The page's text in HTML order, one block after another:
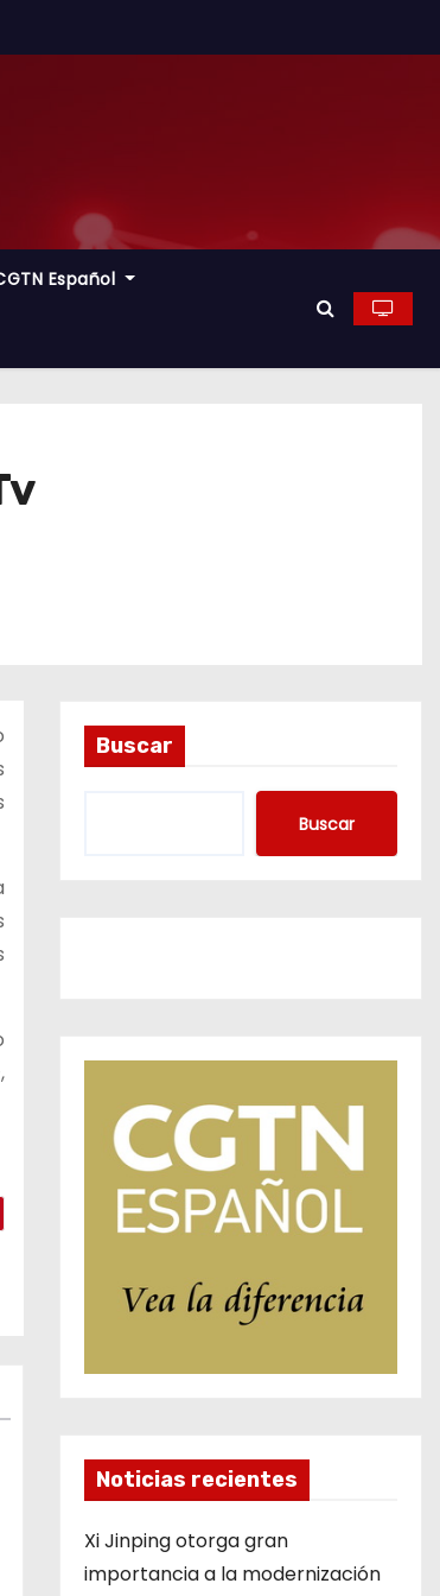
Español
Buscar
Buscar
Noticias recientes
Xi Jinping otorga gran
importancia a la modernización